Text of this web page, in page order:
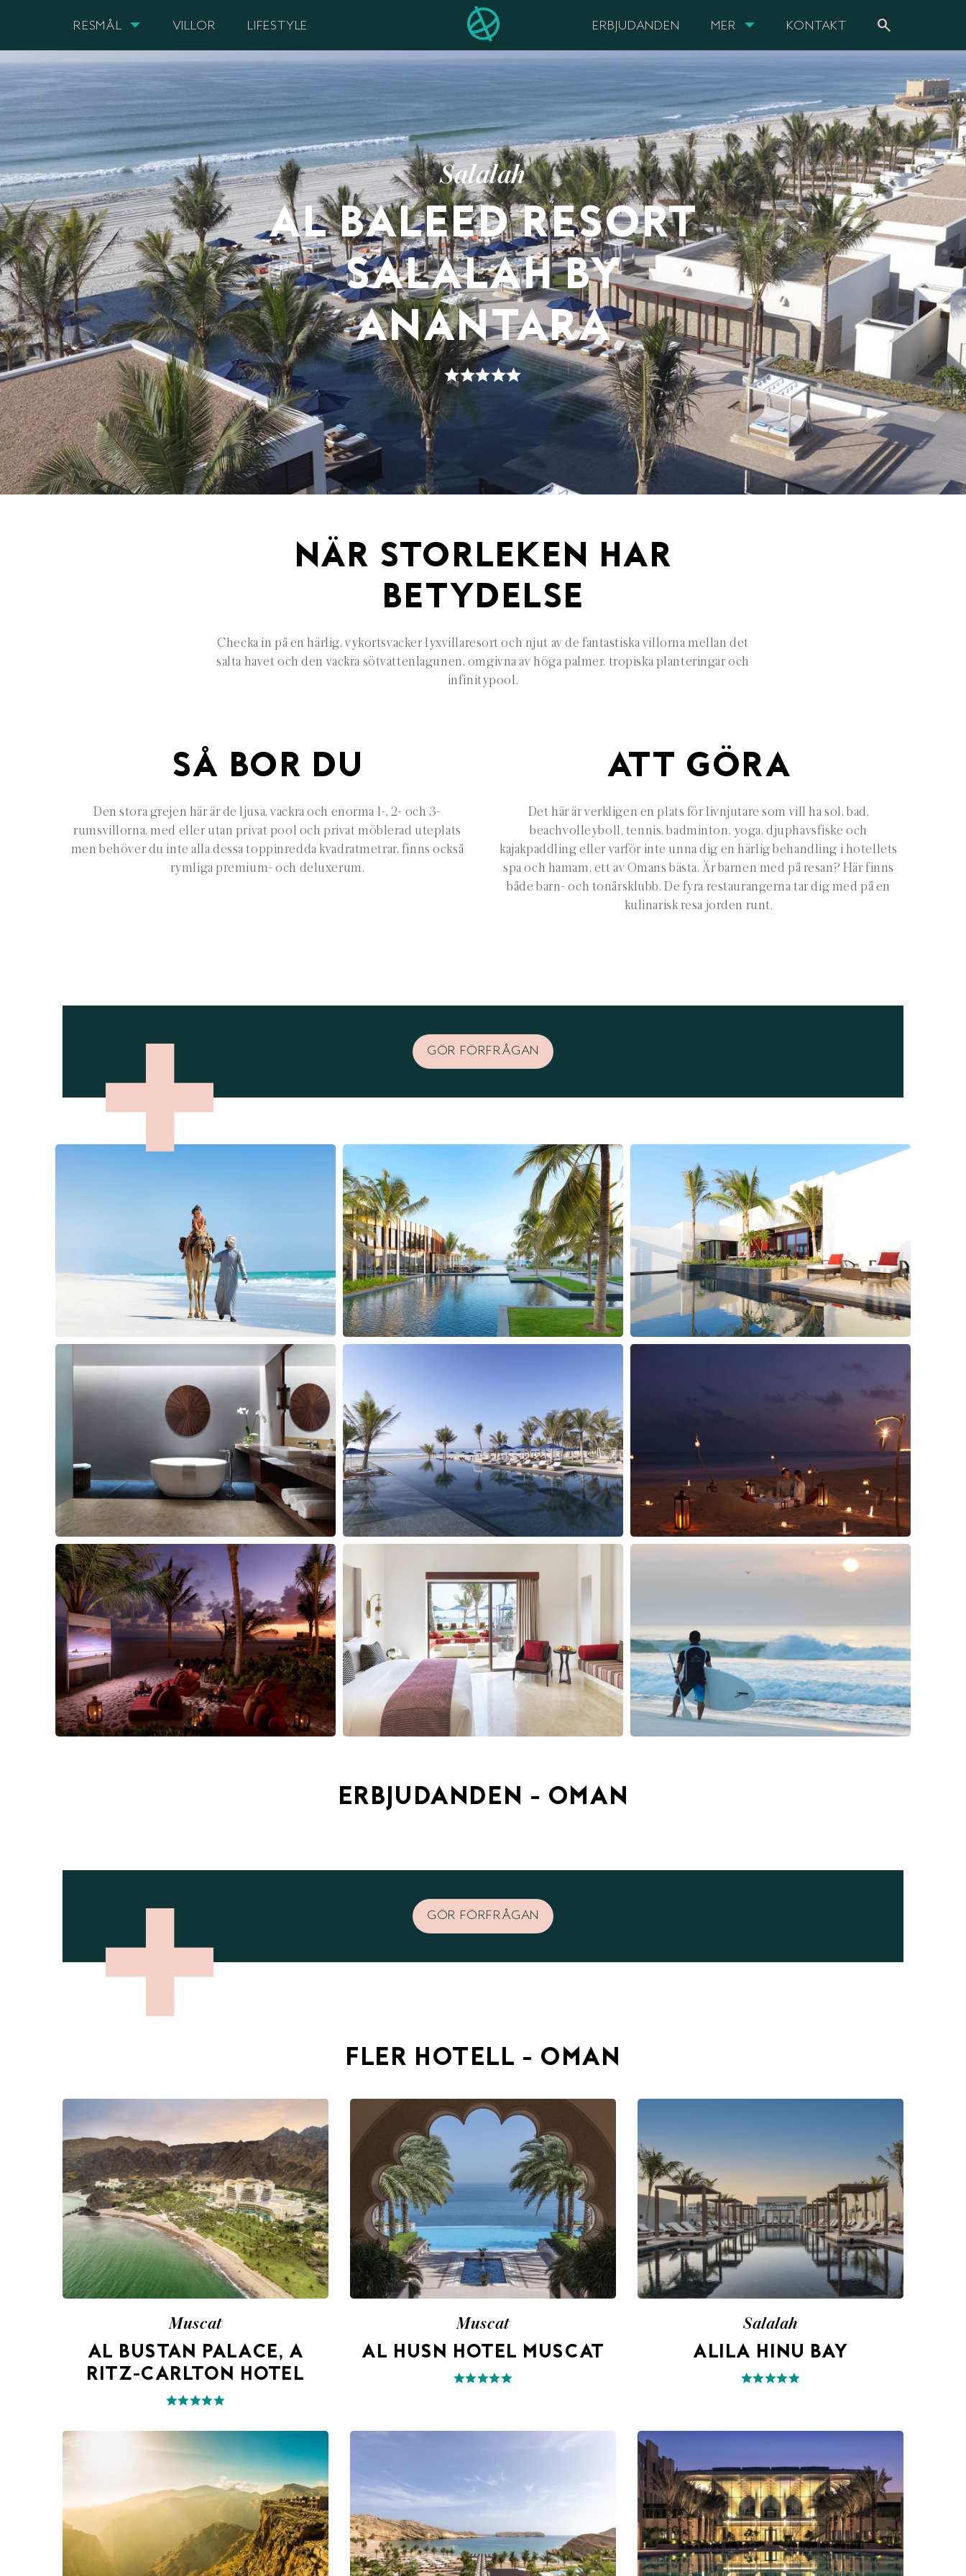
RESMÅL VILLOR LIFESTYLE ERBJUDANDEN MER KONTAKT search
Salalah
AL BALEED RESORT
SALALAH BY
ANANTARA
NÄR STORLEKEN HAR
BETYDELSE
Checka in på en härlig, vykortsvacker lyxvillaresort och njut av de fantastiska villorna mellan det
salta havet och den vackra sötvattenlagunen, omgivna av höga palmer, tropiska planteringar och
infinitypool.
SÅ BOR DU
Den stora grejen här är de ljusa, vackra och enorma 1-, 2- och 3-
rumsvillorna, med eller utan privat pool och privat möblerad uteplats
men behöver du inte alla dessa toppinredda kvadratmetrar, finns också
rymliga premium- och deluxerum.
ATT GÖRA
Det här är verkligen en plats för livnjutare som vill ha sol, bad,
beachvolleyboll, tennis, badminton, yoga, djuphavsfiske och
kajakpaddling eller varför inte unna dig en härlig behandling i hotellets
spa och hamam, ett av Omans bästa. Är barnen med på resan? Här finns
både barn- och tonårsklubb. De fyra restaurangerna tar dig med på en
kulinarisk resa jorden runt.
GÖR FÖRFRÅGAN
ERBJUDANDEN - OMAN
GÖR FÖRFRÅGAN
FLER HOTELL - OMAN
Muscat
AL BUSTAN PALACE, A
RITZ-CARLTON HOTEL
Muscat
AL HUSN HOTEL MUSCAT
Salalah
ALILA HINU BAY